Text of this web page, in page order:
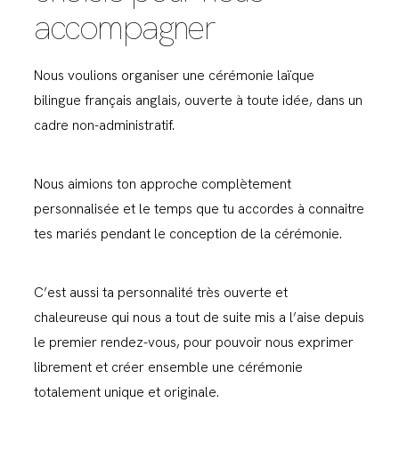
accompagner
Nous voulions organiser une cérémonie laïque
bilingue français anglais, ouverte à toute idée, dans un
cadre non-administratif.
Nous aimions ton approche complètement
personnalisée et le temps que tu accordes à connaitre
tes mariés pendant le conception de la cérémonie.
C’est aussi ta personnalité très ouverte et
chaleureuse qui nous a tout de suite mis a l’aise depuis
le premier rendez-vous, pour pouvoir nous exprimer
librement et créer ensemble une cérémonie
totalement unique et originale.